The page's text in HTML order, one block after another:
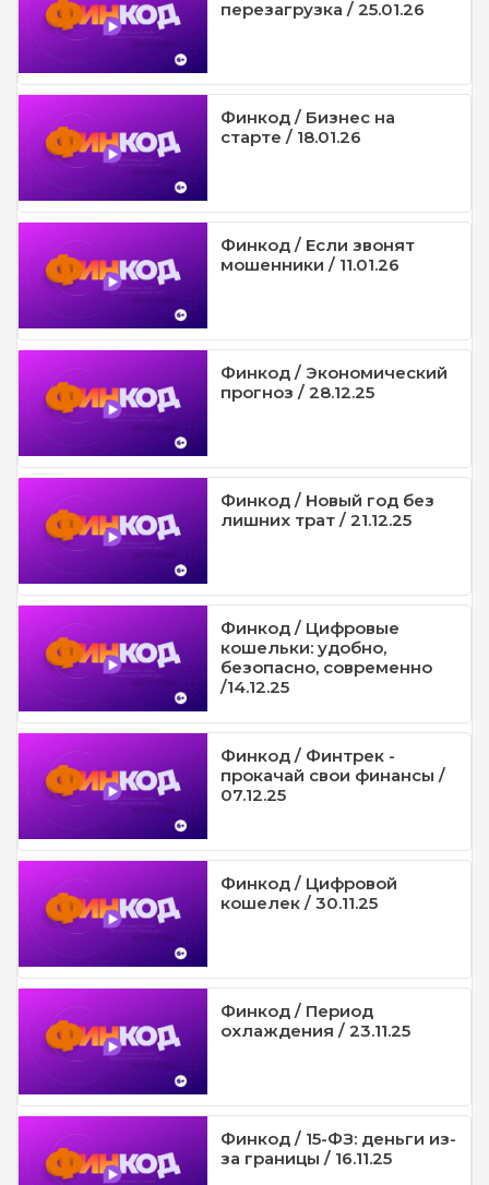
перезагрузка / 25.01.26
Финкод / Бизнес на
старте / 18.01.26
Финкод / Если звонят
мошенники / 11.01.26
Финкод / Экономический
прогноз / 28.12.25
Финкод / Новый год без
лишних трат / 21.12.25
Финкод / Цифровые
кошельки: удобно,
безопасно, современно
/14.12.25
Финкод / Финтрек -
прокачай свои финансы /
07.12.25
Финкод / Цифровой
кошелек / 30.11.25
Финкод / Период
охлаждения / 23.11.25
Финкод / 15-ФЗ: деньги из-
за границы / 16.11.25